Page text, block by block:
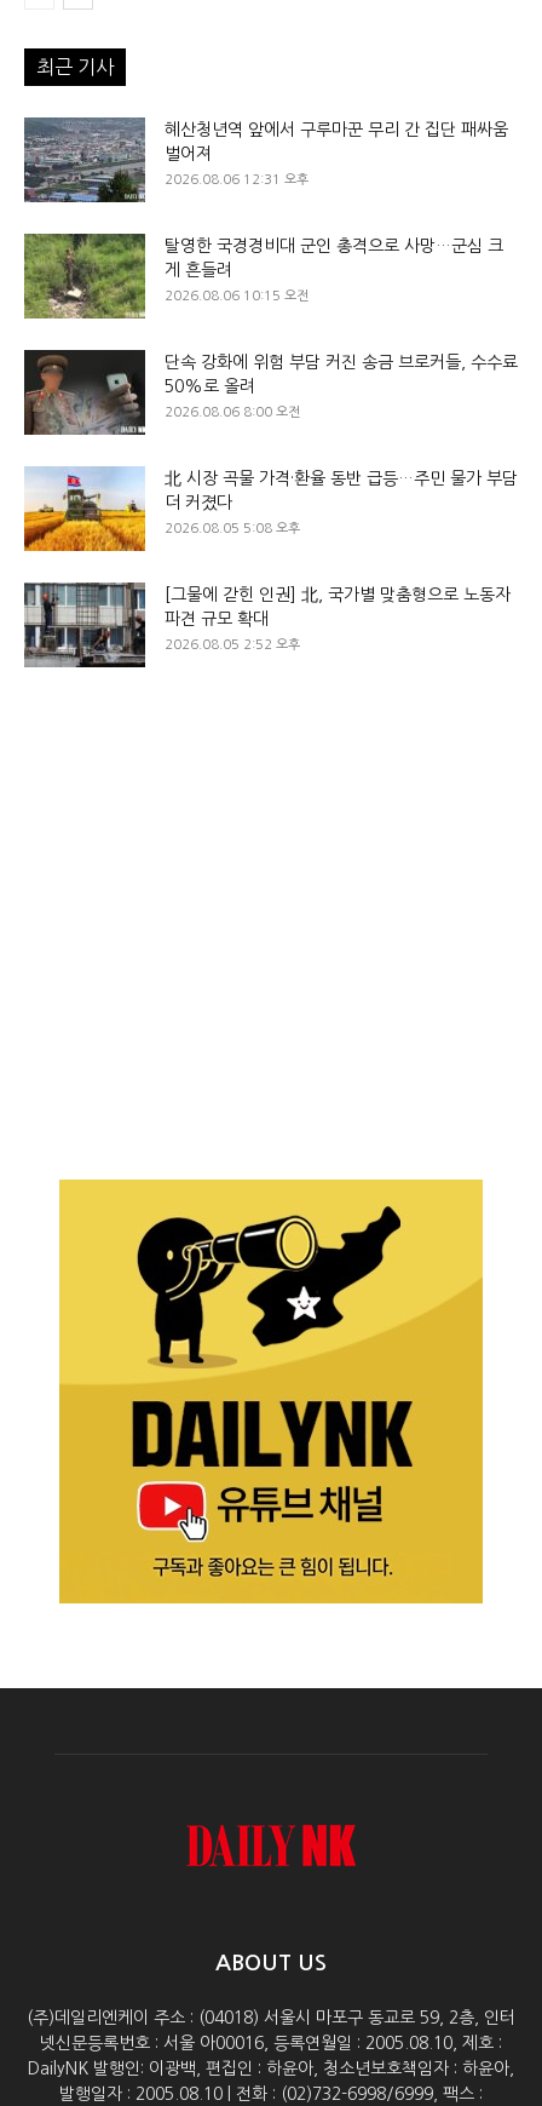
최근 기사
혜산청년역 앞에서 구루마꾼 무리 간 집단 패싸움
벌어져
2026.08.06 12:31 오후
탈영한 국경경비대 군인 총격으로 사망…군심 크
게 흔들려
2026.08.06 10:15 오전
단속 강화에 위험 부담 커진 송금 브로커들, 수수료
50%로 올려
2026.08.06 8:00 오전
北 시장 곡물 가격·환율 동반 급등…주민 물가 부담
더 커졌다
2026.08.05 5:08 오후
[그물에 갇힌 인권] 北, 국가별 맞춤형으로 노동자
파견 규모 확대
2026.08.05 2:52 오후
ABOUT US
(주)데일리엔케이 주소 : (04018) 서울시 마포구 동교로 59, 2층, 인터
넷신문등록번호 : 서울 아00016, 등록연월일 : 2005.08.10, 제호 :
DailyNK 발행인: 이광백, 편집인 : 하윤아, 청소년보호책임자 : 하윤아,
발행일자 : 2005.08.10 | 전화 : (02)732-6998/6999, 팩스 :